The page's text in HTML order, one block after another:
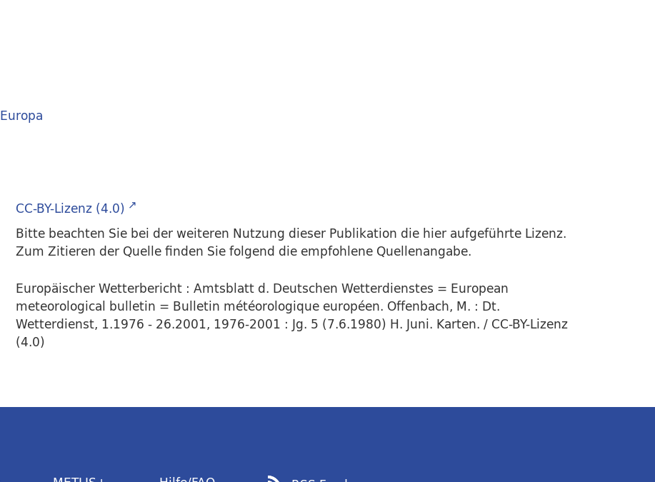
Europa
CC-BY-Lizenz (4.0)
Bitte beachten Sie bei der weiteren Nutzung dieser Publikation die hier aufgeführte Lizenz.
Zum Zitieren der Quelle finden Sie folgend die empfohlene Quellenangabe.
Europäischer Wetterbericht : Amtsblatt d. Deutschen Wetterdienstes = European
meteorological bulletin = Bulletin météorologique européen. Offenbach, M. : Dt.
Wetterdienst, 1.1976 - 26.2001, 1976-2001 : Jg. 5 (7.6.1980) H. Juni. Karten. / CC-BY-Lizenz
(4.0)